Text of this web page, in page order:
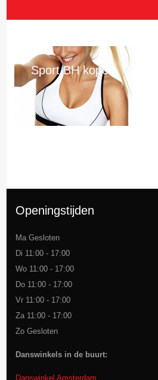
Sport BH kopen
Openingstijden
Ma Gesloten
Di 11:00 - 17:00
Wo 11:00 - 17:00
Do 11:00 - 17:00
Vr 11:00 - 17:00
Za 11:00 - 17:00
Zo Gesloten
Danswinkels in de buurt:
Danswinkel Amsterdam